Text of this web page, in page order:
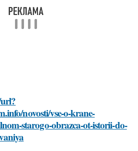
novosti/vse-o-krane-
starogo-obrazca-ot-istorii-do-